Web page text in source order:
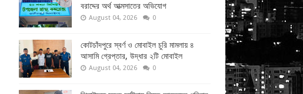
বরাদ্দের অর্থ আত্মসাতের অভিযোগ
August 04, 2026 0
কোটচাঁদপুরে স্বর্ণ ও মোবাইল চুরি মামলায় ৪
আসামি গ্রেপ্তার, উদ্ধার ২টি মোবাইল
August 04, 2026 0